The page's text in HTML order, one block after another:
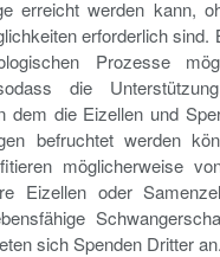
erreicht werden kann,
erforderlich sind.
Prozesse
die
dem die Eizellen und
befruchtet werden
möglicherweise
Eizellen oder
sich Spenden Dritter an.